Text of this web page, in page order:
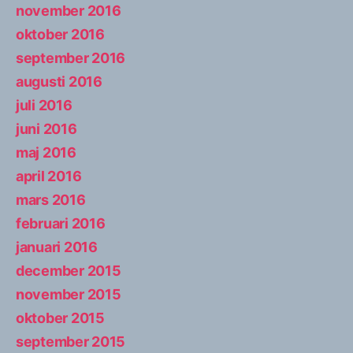
november 2016
oktober 2016
september 2016
augusti 2016
juli 2016
juni 2016
maj 2016
april 2016
mars 2016
februari 2016
januari 2016
december 2015
november 2015
oktober 2015
september 2015